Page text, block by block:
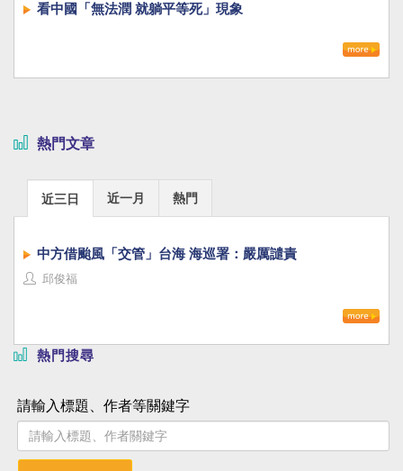
看中國「無法潤 就躺平等死」現象
熱門文章
近三日 近一月 熱門
中方借颱風「交管」台海 海巡署：嚴厲譴責
邱俊福
熱門搜尋
請輸入標題、作者等關鍵字